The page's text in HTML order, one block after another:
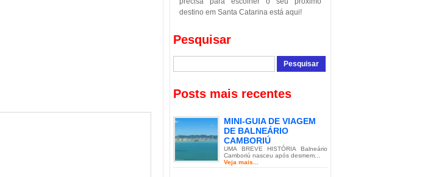
destino em Santa Catarina está aqui!
Pesquisar
Posts mais recentes
MINI-GUIA DE VIAGEM
DE BALNEÁRIO
CAMBORIÚ
UMA BREVE HISTÓRIA Balneário
Camboriú nasceu após desmem...
Veja mais...